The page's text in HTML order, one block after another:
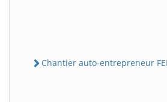
Chantier auto-entrepreneur